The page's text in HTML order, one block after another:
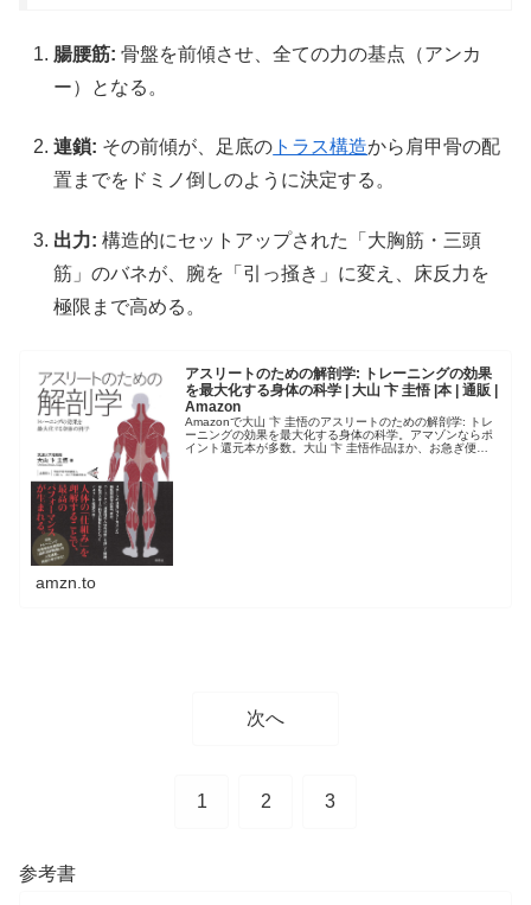
腸腰筋: 骨盤を前傾させ、全ての力の基点（アンカ
ー）となる。
連鎖: その前傾が、足底の トラス構造から肩甲骨の配
置までをドミノ倒しのように決定する。
出力: 構造的にセットアップされた「大胸筋・三頭
筋」のバネが、腕を「引っ掻き」に変え、床反力を
極限まで高める。
アスリートのための解剖学: トレーニングの効果
を最大化する身体の科学 | 大山 卞 圭悟 |本 | 通販 |
Amazon
Amazonで大山 卞 圭悟のアスリートのための解剖学: トレ
ーニングの効果を最大化する身体の科学。アマゾンならポ
イント還元本が多数。大山 卞 圭悟作品ほか、お急ぎ便対
amzn.to
次へ
1 2 3
参考書